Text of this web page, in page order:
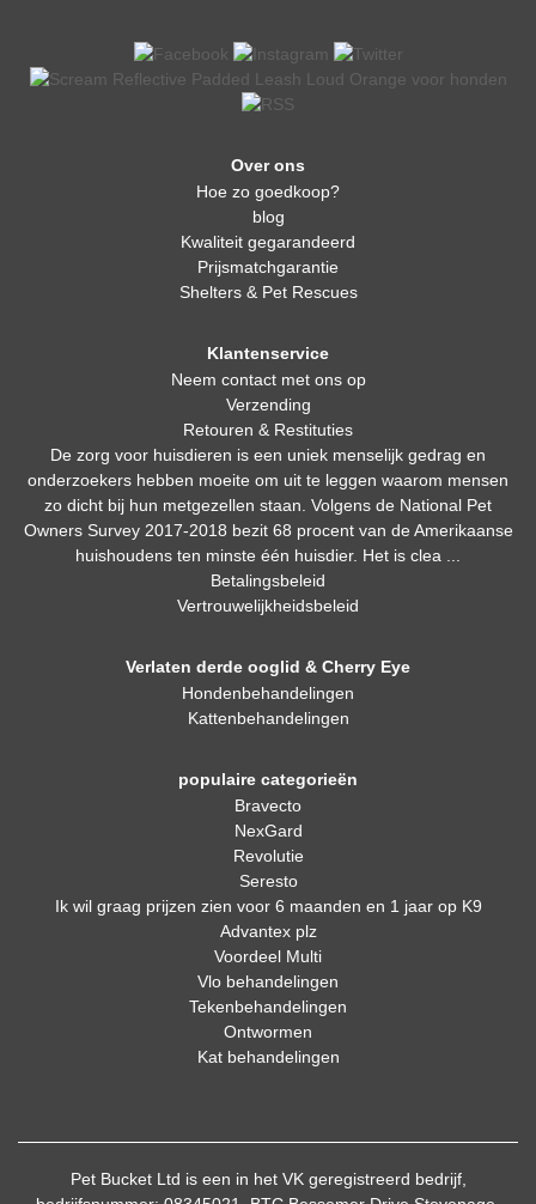
Over ons
Hoe zo goedkoop?
blog
Kwaliteit gegarandeerd
Prijsmatchgarantie
Shelters & Pet Rescues
Klantenservice
Neem contact met ons op
Verzending
Retouren & Restituties
De zorg voor huisdieren is een uniek menselijk gedrag en
onderzoekers hebben moeite om uit te leggen waarom mensen
zo dicht bij hun metgezellen staan. Volgens de National Pet
Owners Survey 2017-2018 bezit 68 procent van de Amerikaanse
huishoudens ten minste één huisdier. Het is clea ...
Betalingsbeleid
Vertrouwelijkheidsbeleid
Verlaten derde ooglid & Cherry Eye
Hondenbehandelingen
Kattenbehandelingen
populaire categorieën
Bravecto
NexGard
Revolutie
Seresto
Ik wil graag prijzen zien voor 6 maanden en 1 jaar op K9
Advantex plz
Voordeel Multi
Vlo behandelingen
Tekenbehandelingen
Ontwormen
Kat behandelingen
Pet Bucket Ltd is een in het VK geregistreerd bedrijf,